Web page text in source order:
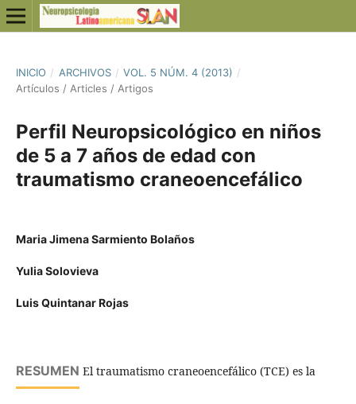
INICIO / ARCHIVOS / VOL. 5 NÚM. 4 (2013) /
Artículos / Articles / Artigos
Perfil Neuropsicológico en niños
de 5 a 7 años de edad con
traumatismo craneoencefálico
Maria Jimena Sarmiento Bolaños
Yulia Solovieva
Luis Quintanar Rojas
RESUMEN El traumatismo craneoencefálico (TCE) es la